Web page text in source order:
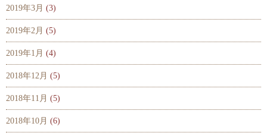
2019年3月 (3)
2019年2月 (5)
2019年1月 (4)
2018年12月 (5)
2018年11月 (5)
2018年10月 (6)